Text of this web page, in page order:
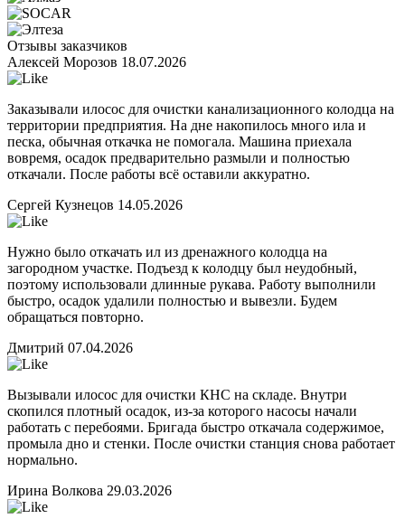
Отзывы заказчиков
Алексей Морозов 18.07.2026
Заказывали илосос для очистки канализационного колодца на
территории предприятия. На дне накопилось много ила и
песка, обычная откачка не помогала. Машина приехала
вовремя, осадок предварительно размыли и полностью
откачали. После работы всё оставили аккуратно.
Сергей Кузнецов 14.05.2026
Нужно было откачать ил из дренажного колодца на
загородном участке. Подъезд к колодцу был неудобный,
поэтому использовали длинные рукава. Работу выполнили
быстро, осадок удалили полностью и вывезли. Будем
обращаться повторно.
Дмитрий 07.04.2026
Вызывали илосос для очистки КНС на складе. Внутри
скопился плотный осадок, из-за которого насосы начали
работать с перебоями. Бригада быстро откачала содержимое,
промыла дно и стенки. После очистки станция снова работает
нормально.
Ирина Волкова 29.03.2026